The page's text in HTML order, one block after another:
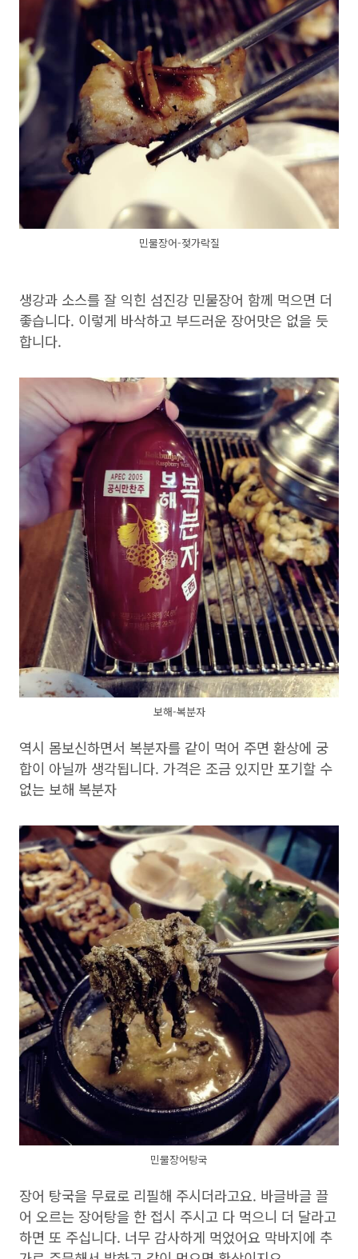
민물장어-젖가락질
생강과 소스를 잘 익힌 섬진강 민물장어 함께 먹으면 더
좋습니다. 이렇게 바삭하고 부드러운 장어맛은 없을 듯
합니다.
보해-복분자
역시 몸보신하면서 복분자를 같이 먹어 주면 환상에 궁
합이 아닐까 생각됩니다. 가격은 조금 있지만 포기할 수
없는 보해 복분자
민물장어탕국
장어 탕국을 무료로 리필해 주시더라고요. 바글바글 끌
어 오르는 장어탕을 한 접시 주시고 다 먹으니 더 달라고
하면 또 주십니다. 너무 감사하게 먹었어요 막바지에 추